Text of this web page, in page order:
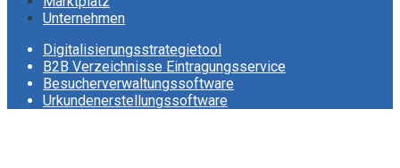
Unternehmen
Digitalisierungsstrategietool
B2B Verzeichnisse Eintragungsservice
Besucherverwaltungssoftware
Urkundenerstellungssoftware